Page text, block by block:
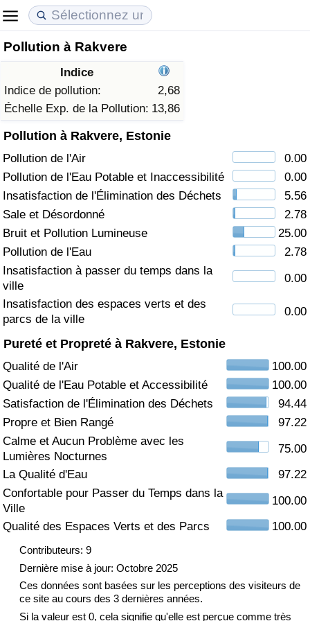
Pollution à Rakvere
Indice
Indice de pollution:
2,68
Échelle Exp. de la Pollution: 13,86
Pollution à Rakvere, Estonie
Pollution de l'Air
0.00
Pollution de l'Eau Potable et Inaccessibilité
0.00
Insatisfaction de l'Élimination des Déchets
5.56
Sale et Désordonné
2.78
Bruit et Pollution Lumineuse
25.00
Pollution de l'Eau
2.78
Insatisfaction à passer du temps dans la
ville
0.00
Insatisfaction des espaces verts et des
parcs de la ville
0.00
Pureté et Propreté à Rakvere, Estonie
Qualité de l'Air
100.00
Qualité de l'Eau Potable et Accessibilité
100.00
Satisfaction de l'Élimination des Déchets
94.44
Propre et Bien Rangé
97.22
Calme et Aucun Problème avec les
Lumières Nocturnes
75.00
La Qualité d'Eau
97.22
Confortable pour Passer du Temps dans la
Ville
100.00
Qualité des Espaces Verts et des Parcs
100.00
Contributeurs: 9
Dernière mise à jour: Octobre 2025
Ces données sont basées sur les perceptions des visiteurs de
ce site au cours des 3 dernières années.
Si la valeur est 0, cela signifie qu'elle est perçue comme très
Coût de la vie
Indice du Coût de la Vie (Actuel)
Indice du Coût de la Vie
Indice du coût de la vie par pays
à Akaba
Prix de l'immobilier
Indice des Prix de l'immobilier (Actuel)
Indice des Prix de l'immobilier
Indice des Prix de l'immobilier par Pays
Qualité de Vie
Indice de Qualité de Vie
Indice de Qualité de Vie (Actuel)
Indice de qualité de vie par pays
Criminalité
Indice de Criminalité (Actuel)
Indice de Criminalité
Indice de criminalité par pays
Soins de santé
Indice des soins de santé (Actuel)
Indice des soins de santé
Indice des soins de santé par Pays
Pollution
Indice de Pollution (Actuel)
Indice de pollution
Indice de Pollution par Pays
Trafic